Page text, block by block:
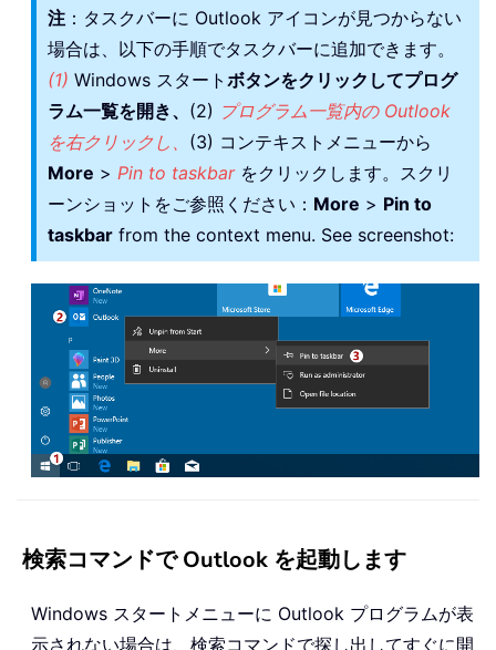
注 ：タスクバーに Outlook アイコンが見つからない
場合は、以下の手順でタスクバーに追加できます。
(1) Windows スタート ボタンをクリックしてプログ
ラム一覧を開き、 (2) プログラム一覧内の Outlook
を右クリックし、 (3) コンテキストメニューから
More > Pin to taskbarをクリックします。スクリ
ーンショットをご参照ください： More > Pin to
taskbar from the context menu. See screenshot:
検索コマンドで Outlook を起動します
Windows スタートメニューに Outlook プログラムが表
示されない場合は、検索コマンドで探し出してすぐに開